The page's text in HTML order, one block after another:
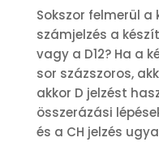
Sokszor felmerül a
számjelzés a
vagy a D12? Ha a
sor százszoros,
akkor D jelzést
összerázási
és a CH jelzés